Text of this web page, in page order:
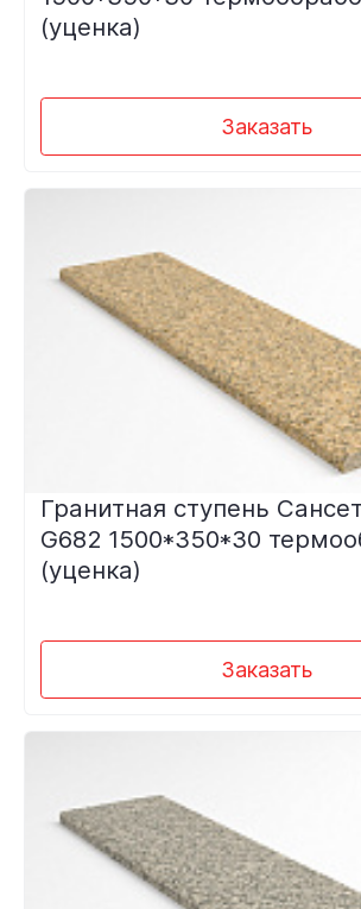
(уценка)
Заказать
Гранитная ступень
G682 1500*350*30
(уценка)
Заказать